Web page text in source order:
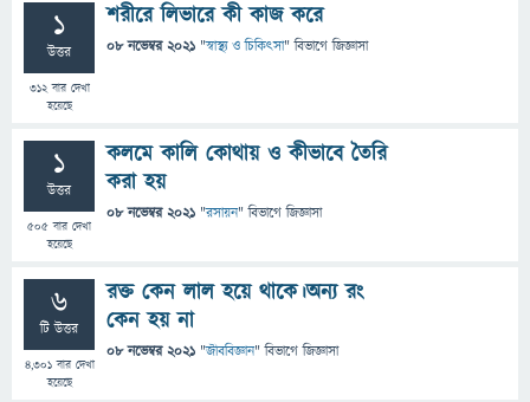
1
উত্তর
312বার দেখা
হয়েছে
শরীরে লিভারে কী কাজ করে
08 নভেম্বর 2021 "স্বাস্থ্য ও চিকিৎসা" বিভাগে জিজ্ঞাসা
1
উত্তর
505 বার দেখা
হয়েছে
কলমে কালি কোথায় ও কীভাবে তৈরি
করা হয়
08 নভেম্বর 2021 "রসায়ন" বিভাগে জিজ্ঞাসা
6
টি উত্তর
4,301বার দেখা
হয়েছে
রক্ত কেন লাল হয়ে থাকে।অন্য রং
কেন হয় না
08 নভেম্বর 2021 "জীববিজ্ঞান" বিভাগে জিজ্ঞাসা